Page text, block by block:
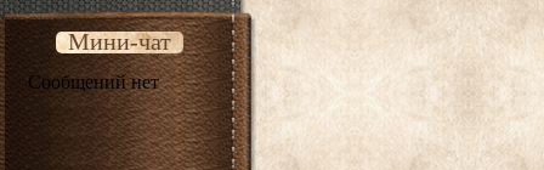
Мини-чат